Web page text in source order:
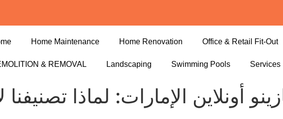
Home Maintenance Home Renovation Office & Retail Fit-Out
& REMOVAL Landscaping Swimming Pools Services
أونلاين الإمارات: لماذا تصنيفنا